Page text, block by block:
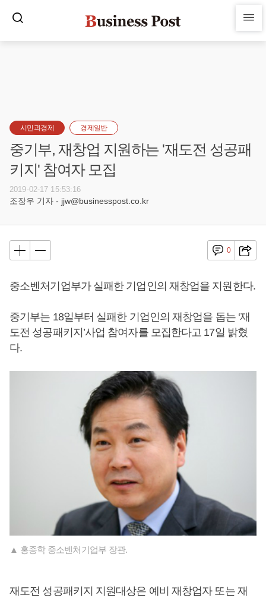
시민과경제 경제일반
중기부, 재창업 지원하는 '재도전 성공패
키지' 참여자 모집
2019-02-17 15:53:16
조장우 기자 - jjw@businesspost.co.kr
0
중소벤처기업부가 실패한 기업인의 재창업을 지원한다.
중기부는 18일부터 실패한 기업인의 재창업을 돕는 ‘재
도전 성공패키지’사업 참여자를 모집한다고 17일 밝혔
다.
▲ 홍종학 중소벤처기업부 장관.
재도전 성공패키지 지원대상은 예비 재창업자 또는 재